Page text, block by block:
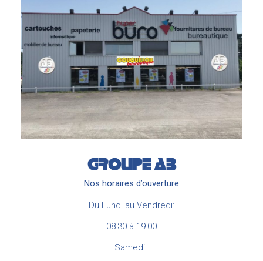
GROUPE AB
Nos horaires d’ouverture
Du Lundi au Vendredi:
08:30 à 19:00
Samedi: